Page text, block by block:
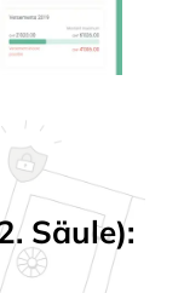
Säule):